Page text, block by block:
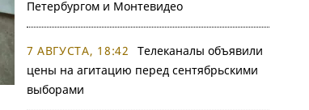
Петербургом и Монтевидео
7 АВГУСТА, 18:42
Телеканалы объявили
цены на агитацию перед сентябрьскими
выборами